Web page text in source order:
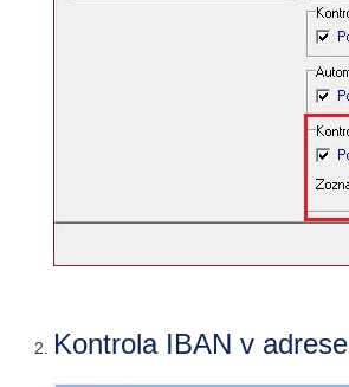
Kontrola IBAN v adrese